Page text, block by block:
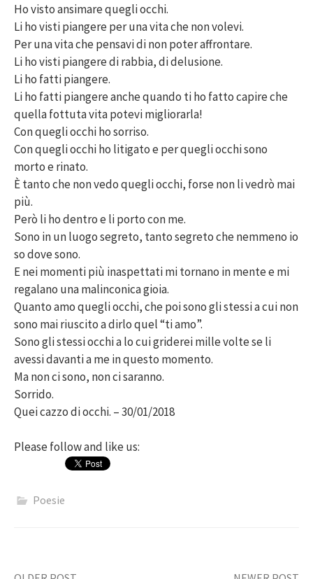
Ho visto ansimare quegli occhi.
Li ho visti piangere per una vita che non volevi.
Per una vita che pensavi di non poter affrontare.
Li ho visti piangere di rabbia, di delusione.
Li ho fatti piangere.
Li ho fatti piangere anche quando ti ho fatto capire che
quella fottuta vita potevi migliorarla!
Con quegli occhi ho sorriso.
Con quegli occhi ho litigato e per quegli occhi sono
morto e rinato.
È tanto che non vedo quegli occhi, forse non li vedrò mai
più.
Però li ho dentro e li porto con me.
Sono in un luogo segreto, tanto segreto che nemmeno io
so dove sono.
E nei momenti più inaspettati mi tornano in mente e mi
regalano una malinconica gioia.
Quanto amo quegli occhi, che poi sono gli stessi a cui non
sono mai riuscito a dirlo quel “ti amo”.
Sono gli stessi occhi a lo cui griderei mille volte se li
avessi davanti a me in questo momento.
Ma non ci sono, non ci saranno.
Sorrido.
Quei cazzo di occhi. – 30/01/2018
Please follow and like us:
Poesie